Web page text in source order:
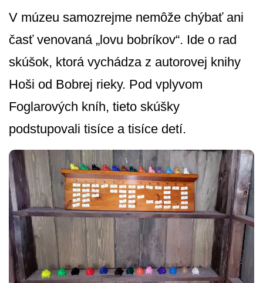
V múzeu samozrejme nemôže chýbať ani
časť venovaná „lovu bobríkov“. Ide o rad
skúšok, ktorá vychádza z autorovej knihy
Hoši od Bobrej rieky. Pod vplyvom
Foglarových kníh, tieto skúšky
podstupovali tisíce a tisíce detí.